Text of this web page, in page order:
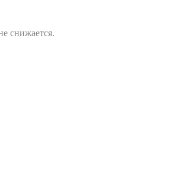
снижается.